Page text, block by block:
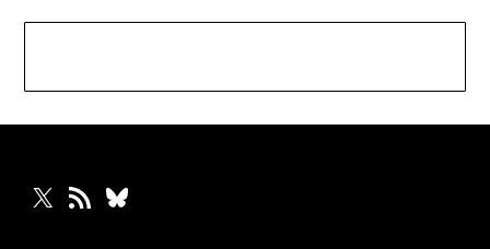
X RSS zdrojBluesky